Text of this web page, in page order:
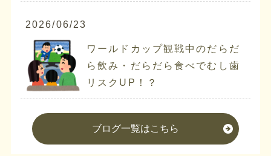
2026/06/23
ワールドカップ観戦中のだらだ
ら飲み・だらだら食べでむし歯
リスクUP！？
ブログ一覧はこちら